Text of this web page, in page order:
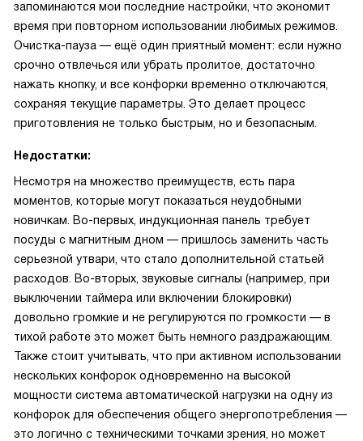
запоминаются мои последние настройки, что экономит
время при повторном использовании любимых режимов.
Очистка-пауза — ещё один приятный момент: если нужно
срочно отвлечься или убрать пролитое, достаточно
нажать кнопку, и все конфорки временно отключаются,
сохраняя текущие параметры. Это делает процесс
приготовления не только быстрым, но и безопасным.
Недостатки:
Несмотря на множество преимуществ, есть пара
моментов, которые могут показаться неудобными
новичкам. Во-первых, индукционная панель требует
посуды с магнитным дном — пришлось заменить часть
серьезной утвари, что стало дополнительной статьей
расходов. Во-вторых, звуковые сигналы (например, при
выключении таймера или включении блокировки)
довольно громкие и не регулируются по громкости — в
тихой работе это может быть немного раздражающим.
Также стоит учитывать, что при активном использовании
нескольких конфорок одновременно на высокой
мощности система автоматической нагрузки на одну из
конфорок для обеспечения общего энергопотребления —
это логично с техническими точками зрения, но может